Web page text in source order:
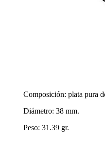
Composición: plata pura
Diámetro: 38 mm.
Peso: 31.39 gr.